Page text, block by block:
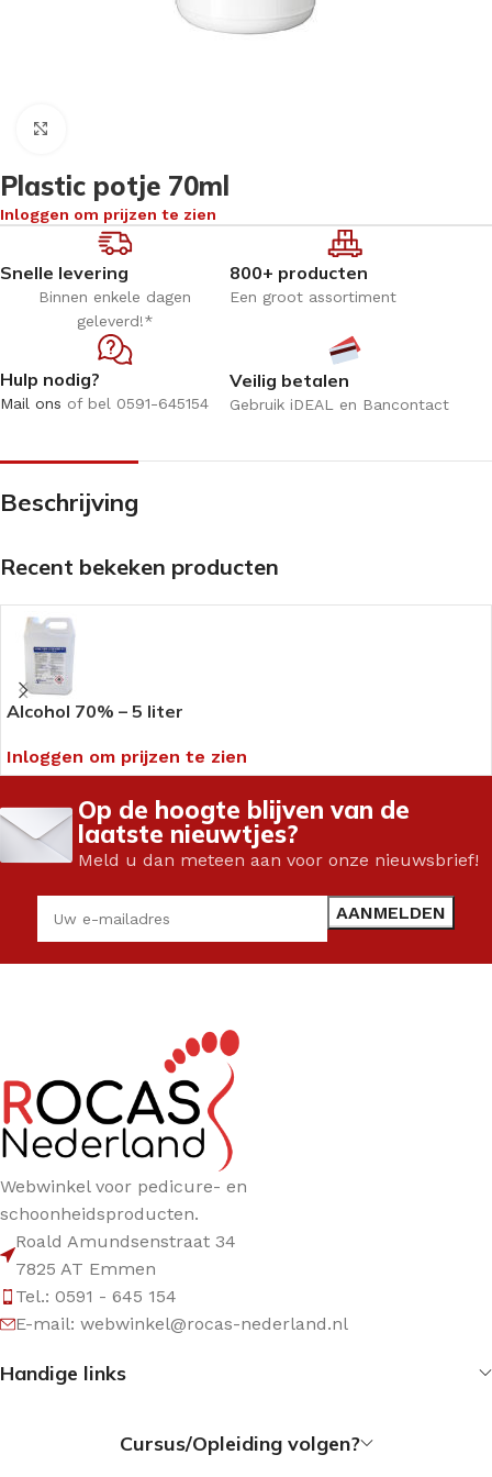
Plastic potje 70ml
Inloggen om prijzen te zien
Snelle levering
Binnen enkele dagen
geleverd!*
800+ producten
Een groot assortiment
Hulp nodig?
Mail ons of bel 0591-645154
Veilig betalen
Gebruik iDEAL en Bancontact
Beschrijving
Recent bekeken producten
Alcohol 70% – 5 liter
Inloggen om prijzen te zien
Op de hoogte blijven van de
laatste nieuwtjes?
Meld u dan meteen aan voor onze nieuwsbrief!
Webwinkel voor pedicure- en
schoonheidsproducten.
Roald Amundsenstraat 34
7825 AT Emmen
Tel.: 0591 - 645 154
E-mail: webwinkel@rocas-nederland.nl
Handige links
Cursus/Opleiding volgen?